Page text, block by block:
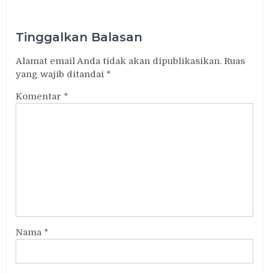
Tinggalkan Balasan
Alamat email Anda tidak akan dipublikasikan. Ruas
yang wajib ditandai *
Komentar *
Nama *